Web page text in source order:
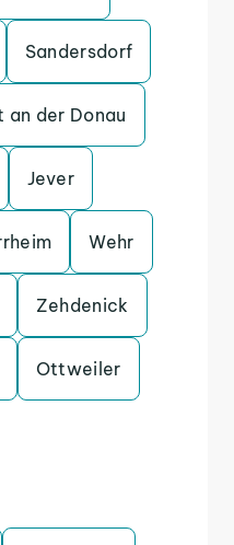
Sandersdorf
an der Donau
Jever
Wehr
Zehdenick
Ottweiler